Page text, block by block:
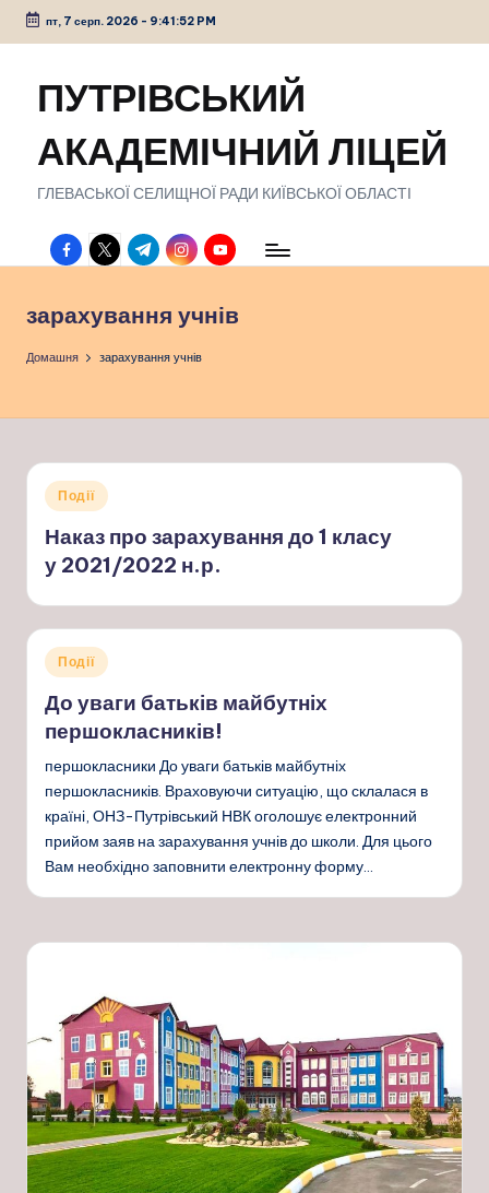
Перейти
пт, 7 серп. 2026 - 9:41:53 PM
ПУТРІВСЬКИЙ
АКАДЕМІЧНИЙ ЛІЦЕЙ
ГЛЕВАСЬКОЇ СЕЛИЩНОЇ РАДИ КИЇВСЬКОЇ ОБЛАСТІ
facebook.com
twitter.com
t.me instagram.com
youtube.com
зарахування учнів
Домашня зарахування учнів
Опубліковано
Події
Наказ про зарахування до 1 класу
у 2021/2022 н.р.
Опубліковано
Події
До уваги батьків майбутніх
першокласників!
першокласники До уваги батьків майбутніх
першокласників. Враховуючи ситуацію, що склалася в
країні, ОНЗ-Путрівський НВК оголошує електронний
прийом заяв на зарахування учнів до школи. Для цього
Вам необхідно заповнити електронну форму…